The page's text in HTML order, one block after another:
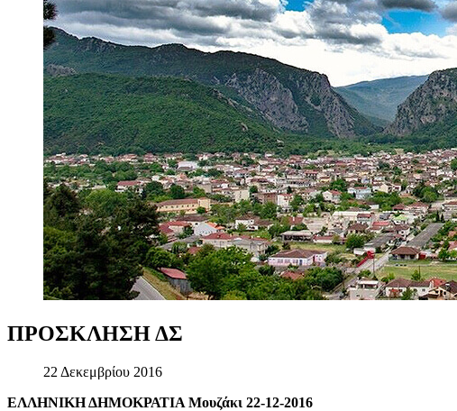
ΠΡΟΣΚΛΗΣΗΔΣ
22 Δεκεμβρίου 2016
ΕΛΛΗΝΙΚΗ ΔΗΜΟΚΡΑΤΙΑ Μουζάκι 22-12-2016